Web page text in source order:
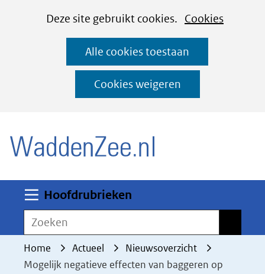
CookiesDeze site gebruikt cookies. Cookies
deze
worden
toegestaan
geweigerd.
Alle cookies toestaan
Cookies weigeren
Ga
naar
de
inhoud
Hoofdrubrieken
Zoeken
Home Actueel
Nieuwsoverzicht
Mogelijk negatieve effecten van baggeren op